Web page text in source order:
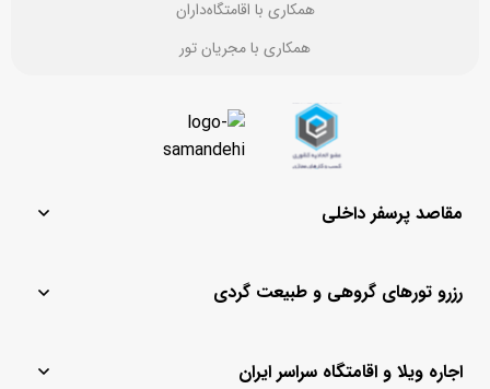
همکاری با مجریان تور
همکاری با اقامتگاه‌داران
مقاصد پرسفر داخلی
تهران
ماسال
کیش
رزرو تورهای گروهی و طبیعت گردی
تور لحظه آخری
تور کیش از مشهداجاره ویلا و اقامتگاه سراسر ایران